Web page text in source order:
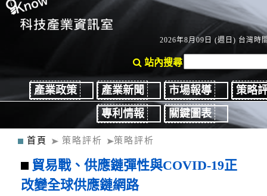
2026年8月09日 (週日) 台灣時
站內搜尋
產業政策 產業新聞 市場報導
策略
專利情報
關鍵圖表
首頁 策略評析 策略評析
貿易戰、供應鏈彈性與COVID-19正
改變全球供應鏈網路